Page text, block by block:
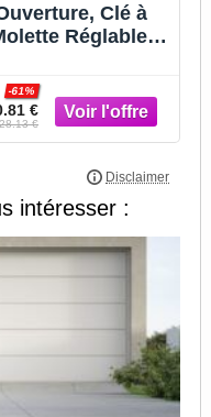
Clé à
Réglable,
€
-61%
28.13 €
intéresser :